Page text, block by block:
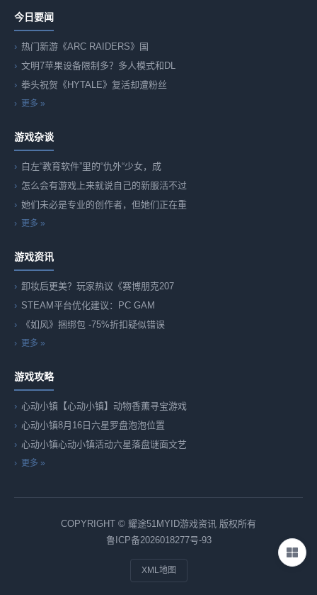
今日要闻
热门新游《ARC RAIDERS》国
文明7苹果设备限制多？多人模式和DL
拳头祝贺《HYTALE》复活却遭粉丝
更多 »
游戏杂谈
白左“教育软件”里的“仇外“少女，成
怎么会有游戏上来就说自己的新服活不过
她们未必是专业的创作者，但她们正在重
更多 »
游戏资讯
卸妆后更美？玩家热议《赛博朋克207
STEAM平台优化建议：PC GAM
《如风》捆绑包 -75%折扣疑似错误
更多 »
游戏攻略
心动小镇【心动小镇】动物香薰寻宝游戏
心动小镇8月16日六星罗盘泡泡位置
心动小镇心动小镇活动六星落盘谜面文艺
更多 »
COPYRIGHT © 耀途51MYID游戏资讯 版权所有
鲁ICP备2026018277号-93
XML地图